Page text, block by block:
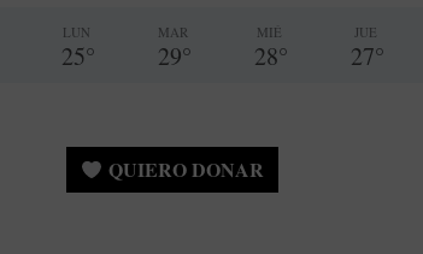
LUN
25°
MAR
29°
MIÉ
28°
JUE
27°
QUIERO DONAR